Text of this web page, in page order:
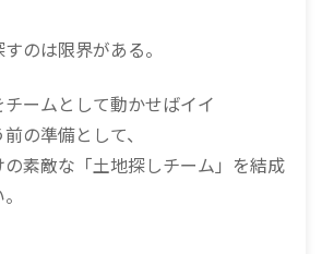
のは限界がある。
ームとして動かせばイイ
の準備として、
素敵な「土地探しチーム」を結成